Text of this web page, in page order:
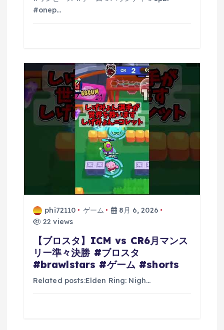
#onep…
phi72110 ゲーム
8月 6, 2026
22 views
【ブロスタ】ICM vs CR6月マンス
リー準々決勝 #ブロスタ
#brawlstars #ゲーム #shorts
Related posts:Elden Ring: Nigh…